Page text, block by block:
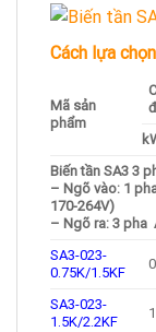
Cách lựa
Mã sản
phẩm
Biến tần SA3 3
– Ngõ vào: 1
170-264V)
– Ngõ ra: 3 pha
SA3-023-
0.75K/1.5KF
SA3-023-
1.5K/2.2KF